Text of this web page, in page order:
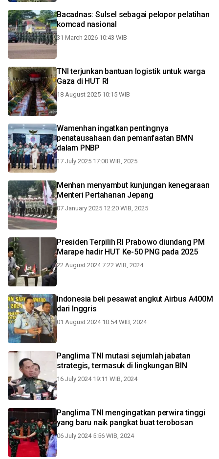
Bacadnas: Sulsel sebagai pelopor pelatihan
komcad nasional
31 March 2026 10:43 WIB
TNI terjunkan bantuan logistik untuk warga
Gaza di HUT RI
18 August 2025 10:15 WIB
Wamenhan ingatkan pentingnya
penatausahaan dan pemanfaatan BMN
dalam PNBP
17 July 2025 17:00 WIB, 2025
Menhan menyambut kunjungan kenegaraan
Menteri Pertahanan Jepang
07 January 2025 12:20 WIB, 2025
Presiden Terpilih RI Prabowo diundang PM
Marape hadir HUT Ke-50 PNG pada 2025
22 August 2024 7:22 WIB, 2024
Indonesia beli pesawat angkut Airbus A400M
dari Inggris
01 August 2024 10:54 WIB, 2024
Panglima TNI mutasi sejumlah jabatan
strategis, termasuk di lingkungan BIN
16 July 2024 19:11 WIB, 2024
Panglima TNI mengingatkan perwira tinggi
yang baru naik pangkat buat terobosan
06 July 2024 5:56 WIB, 2024